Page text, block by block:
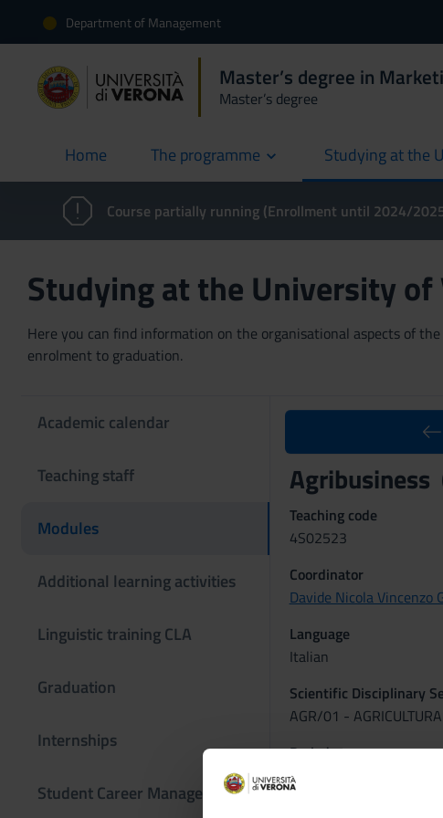
Department of Management
Master’s degree in
Master’s degree
Home
current The programme Studying at the
Course partially running (Enrollment until 2024/
Studying at the University of
Here you can find information on the organisational aspects of
enrolment to graduation.
Academic calendar
Teaching staff
Modules
Additional learning activities
Linguistic training CLA
Graduation
Internships
Student Career Management
Teaching code
4S02523
Coordinator
Davide Nicola Vincenzo
Language
Italian
Scientific Disciplinary
AGR/01 -
Period
primo semestre dal Sep